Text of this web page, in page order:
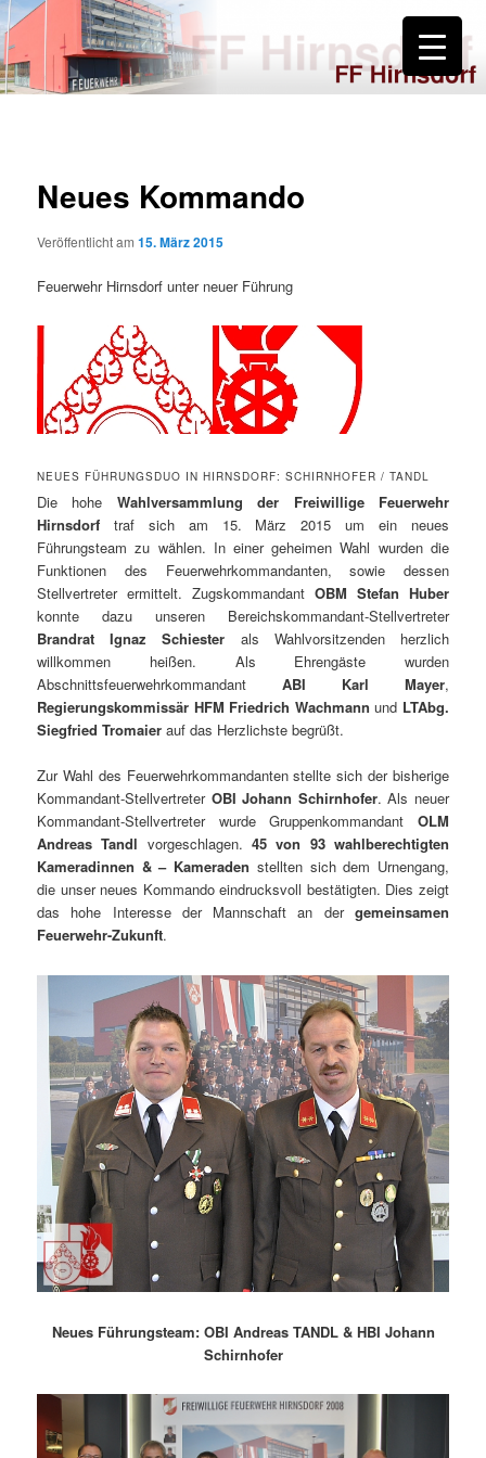
Zum
primären
Inhalt
springenFF Hirnsdorf
Neues Kommando
Veröffentlicht am15. März 2015
Feuerwehr Hirnsdorf unter neuer Führung
NEUES FÜHRUNGSDUO IN HIRNSDORF: SCHIRNHOFER / TANDL
Die hohe Wahlversammlung der Freiwillige Feuerwehr
Hirnsdorf traf sich am 15. März 2015 um ein neues
Führungsteam zu wählen. In einer geheimen Wahl wurden die
Funktionen des Feuerwehrkommandanten, sowie dessen
Stellvertreter ermittelt. Zugskommandant OBM Stefan Huber
konnte dazu unseren Bereichskommandant-Stellvertreter
Brandrat Ignaz Schiester als Wahlvorsitzenden herzlich
willkommen heißen. Als Ehrengäste wurden
AbschnittsfeuerwehrkommandantABI Karl Mayer,
Regierungskommissär HFM Friedrich Wachmannund LTAbg.
Siegfried Tromaier auf das Herzlichste begrüßt.
Zur Wahl des Feuerwehrkommandanten stellte sich der bisherige
Kommandant-Stellvertreter OBI Johann Schirnhofer. Als neuer
Kommandant-Stellvertreter wurde Gruppenkommandant OLM
Andreas Tandl vorgeschlagen.45 von 93 wahlberechtigten
Kameradinnen & – Kameraden stellten sich dem Urnengang,
die unser neues Kommando eindrucksvoll bestätigten. Dies zeigt
das hohe Interesse der Mannschaft an der gemeinsamen
Feuerwehr-Zukunft.
Neues Führungsteam: OBI Andreas TANDL & HBI Johann
Schirnhofer